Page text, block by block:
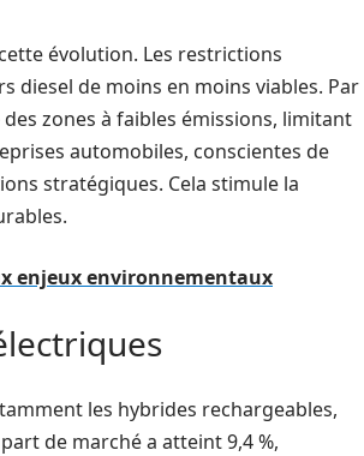
évolution. Les restrictions
diesel de moins en moins viables. Par
zones à faibles émissions, limitant
automobiles, conscientes de
stratégiques. Cela stimule la
enjeux environnementaux
les hybrides rechargeables,
de marché a atteint 9,4 %,